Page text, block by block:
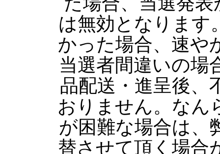
は無効となります
かった場合、速や
当選者間違いの場
品配送・進呈後、
おりません。なん
が困難な場合は、
替させて頂く場合